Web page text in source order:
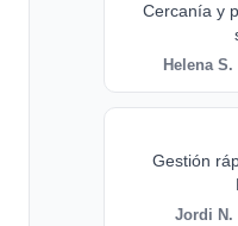
Cercanía y
Helena S.
Gestión
Jordi N.